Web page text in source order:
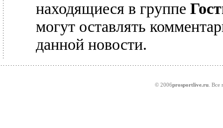
находящиеся в группе
могут оставлять
данной новости.
© 2006prosportlive.ru .